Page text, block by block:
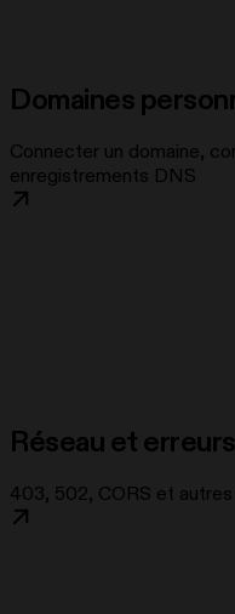
Domaines
Connecter un domaine,
enregistrements DNS
Réseau et
403, 502, CORS et